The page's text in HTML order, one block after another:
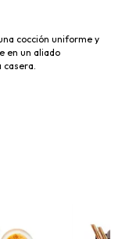
cocción uniforme y
en un aliado